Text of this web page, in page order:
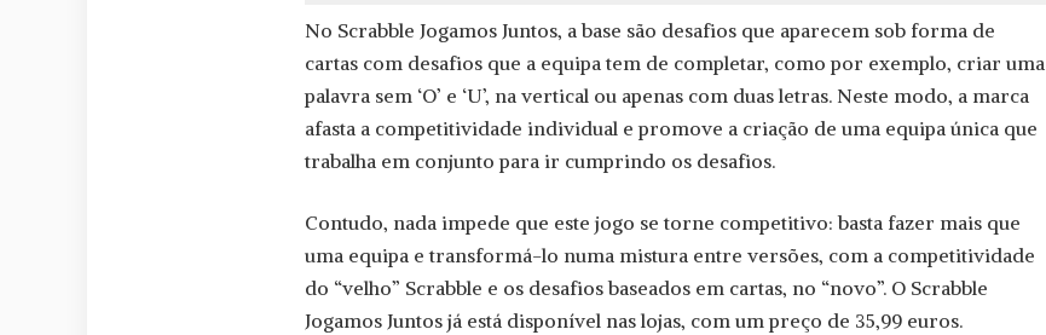
No Scrabble Jogamos Juntos, a base são desafios que aparecem sob forma de
cartas com desafios que a equipa tem de completar, como por exemplo, criar uma
palavra sem ‘O’ e ‘U’, na vertical ou apenas com duas letras. Neste modo, a marca
afasta a competitividade individual e promove a criação de uma equipa única que
trabalha em conjunto para ir cumprindo os desafios.
Contudo, nada impede que este jogo se torne competitivo: basta fazer mais que
uma equipa e transformá-lo numa mistura entre versões, com a competitividade
do “velho” Scrabble e os desafios baseados em cartas, no “novo”. O Scrabble
Jogamos Juntos já está disponível nas lojas, com um preço de 35,99 euros.